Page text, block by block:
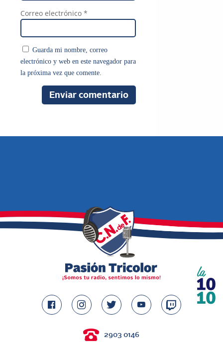
Correo electrónico *
Guarda mi nombre, correo
electrónico y web en este navegador para
la próxima vez que comente.
2903 0146